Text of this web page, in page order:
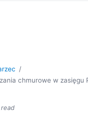
chmurowe w zasięgu
read